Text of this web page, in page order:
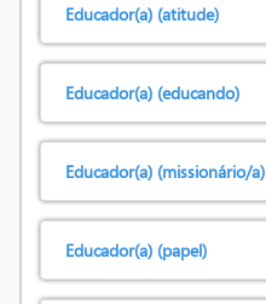
Educador(a) (atitude)
Educador(a) (educando)
Educador(a) (missionário/a)
Educador(a) (papel)